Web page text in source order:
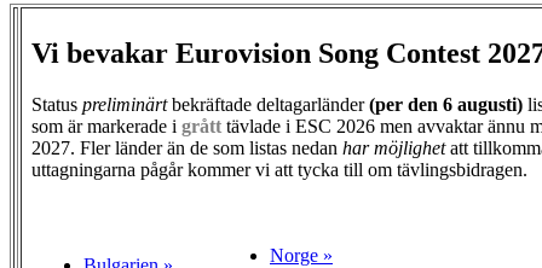
Vi bevakar Eurovision Song Contest
Status preliminärtbekräftade deltagarländer(per den 6 augusti)
som är markerade i grått tävlade i ESC 2026 men avvaktar ännu
2027. Fler länder än de som listas nedan har möjlighetatt
uttagningarna pågår kommer vi att tycka till om tävlingsbidragen.
Norge »